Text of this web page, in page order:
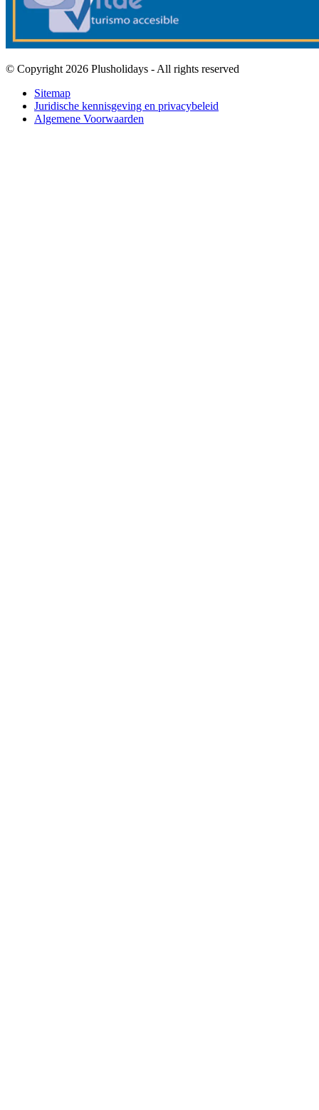
© Copyright 2026 Plusholidays - All rights reserved
Sitemap
Juridische kennisgeving en privacybeleid
Algemene Voorwaarden